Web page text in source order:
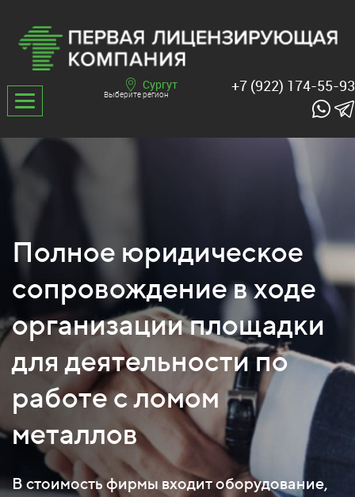
Сургут
Выберите регион +7 (922) 174-55-93
Полное юридическое
сопровождение в ходе
организации площадки
для деятельности по
работе с ломом
металлов
В стоимость фирмы входит оборудование,